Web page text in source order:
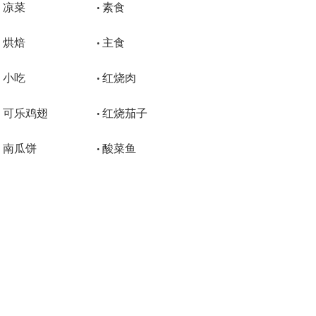
凉菜 • 素食
烘焙 • 主食
小吃 • 红烧肉
可乐鸡翅 • 红烧茄子
南瓜饼 • 酸菜鱼